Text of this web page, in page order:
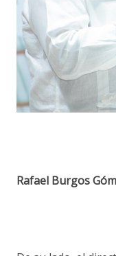
Rafael Burgos